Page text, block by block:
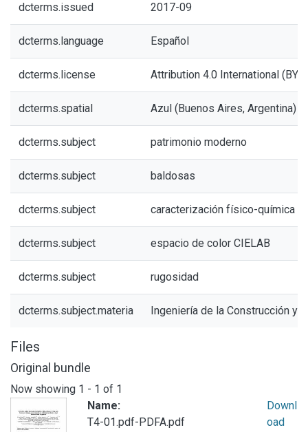
dcterms.issued 2017-09
dcterms.language Español
dcterms.license Attribution 4.0 International (BY
dcterms.spatial Azul (Buenos Aires, Argentina)
dcterms.subject patrimonio moderno
dcterms.subject baldosas
dcterms.subject caracterización físico-química
dcterms.subject espacio de color CIELAB
dcterms.subject rugosidad
dcterms.subject.materia Ingeniería de la Construcción y
Files
Original bundle
Now showing 1 - 1 of 1
Name:
T4-01.pdf-PDFA.pdf
Downl
oad